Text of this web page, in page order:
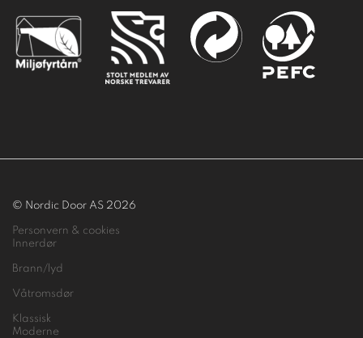
© Nordic Door AS 2026
Personvern & cookies
Innerdør
Brann/lyd
Våtromsdør
Klassisk
Moderne